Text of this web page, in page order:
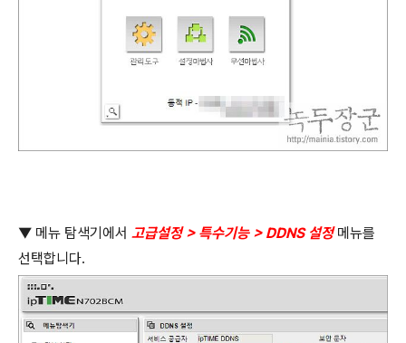
▼ 메뉴 탐색기에서 고급설정> 특수기능 > DDNS 설정 메뉴를
선택합니다.